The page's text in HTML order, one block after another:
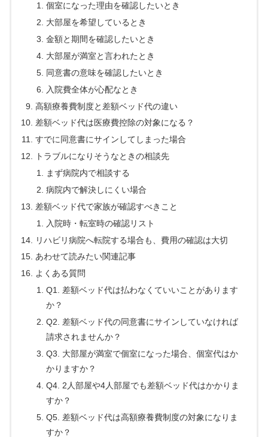
個室になった理由を確認したいとき
大部屋を希望しているとき
金額と期間を確認したいとき
大部屋が満室と言われたとき
同意書の意味を確認したいとき
入院費全体が心配なとき
高額療養費制度と差額ベッド代の違い
差額ベッド代は医療費控除の対象になる？
すでに同意書にサインしてしまった場合
トラブルになりそうなときの相談先
まず病院内で相談する
病院内で解決しにくい場合
差額ベッド代で家族が確認すべきこと
入院時・転室時の確認リスト
リハビリ病院へ転院する場合も、費用の確認は大切
あわせて読みたい関連記事
よくある質問
Q1. 差額ベッド代は払わなくていいことがあります
か？
Q2. 差額ベッド代の同意書にサインしていなければ
請求されませんか？
Q3. 大部屋が満室で個室になった場合、個室代はか
かりますか？
Q4. 2人部屋や4人部屋でも差額ベッド代はかかりま
すか？
Q5. 差額ベッド代は高額療養費制度の対象になりま
すか？